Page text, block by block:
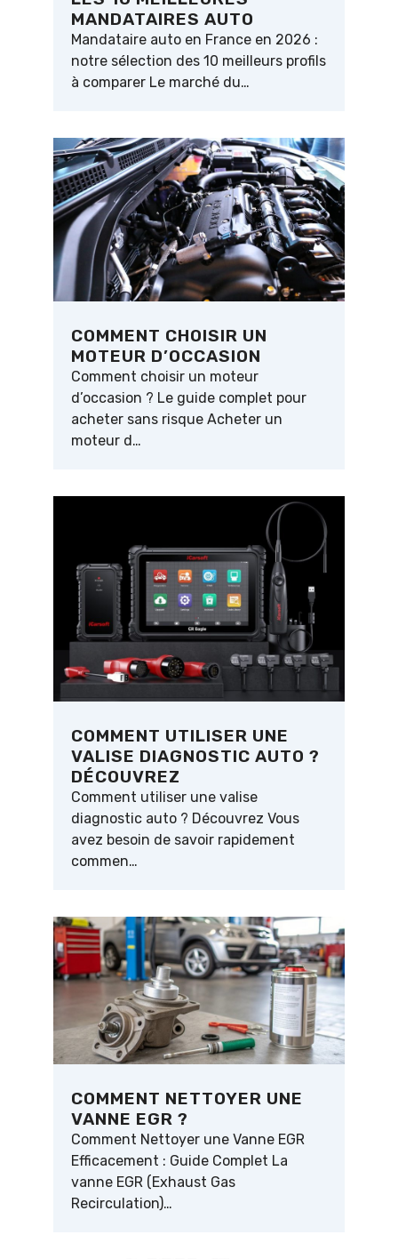
MANDATAIRES AUTO
Mandataire auto en France en 2026 :
notre sélection des 10 meilleurs profils
à comparer Le marché du…
COMMENT CHOISIR UN
MOTEUR D’OCCASION
Comment choisir un moteur
d’occasion ? Le guide complet pour
acheter sans risque Acheter un
moteur d…
COMMENT UTILISER UNE
VALISE DIAGNOSTIC AUTO ?
DÉCOUVREZ
Comment utiliser une valise
diagnostic auto ? Découvrez Vous
avez besoin de savoir rapidement
commen…
COMMENT NETTOYER UNE
VANNE EGR ?
Comment Nettoyer une Vanne EGR
Efficacement : Guide Complet La
vanne EGR (Exhaust Gas
Recirculation)…